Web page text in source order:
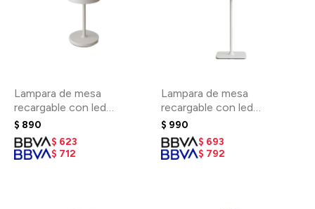
Lampara de mesa
recargable con led
integrado chica
$ 890
$ 623
$ 712
Lampara de mesa
recargable con led
integrado grande Blanca
$ 990
$ 693
$ 792